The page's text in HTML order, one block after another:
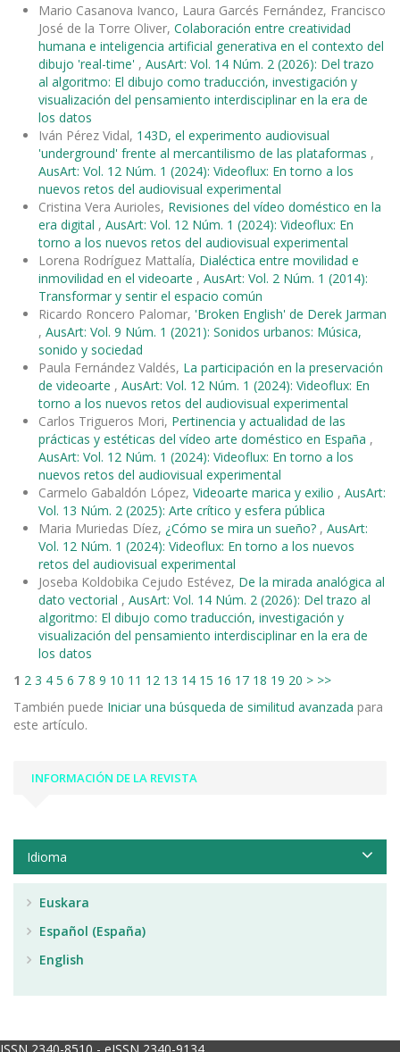
Mario Casanova Ivanco, Laura Garcés Fernández, Francisco
José de la Torre Oliver, Colaboración entre creatividad
humana e inteligencia artificial generativa en el contexto del
dibujo 'real-time' , AusArt: Vol. 14 Núm. 2 (2026): Del trazo
al algoritmo: El dibujo como traducción, investigación y
visualización del pensamiento interdisciplinar en la era de
los datos
Iván Pérez Vidal, 143D, el experimento audiovisual
'underground' frente al mercantilismo de las plataformas ,
AusArt: Vol. 12 Núm. 1 (2024): Videoflux: En torno a los
nuevos retos del audiovisual experimental
Cristina Vera Aurioles, Revisiones del vídeo doméstico en la
era digital , AusArt: Vol. 12 Núm. 1 (2024): Videoflux: En
torno a los nuevos retos del audiovisual experimental
Lorena Rodríguez Mattalía, Dialéctica entre movilidad e
inmovilidad en el videoarte , AusArt: Vol. 2 Núm. 1 (2014):
Transformar y sentir el espacio común
Ricardo Roncero Palomar, 'Broken English' de Derek Jarman
, AusArt: Vol. 9 Núm. 1 (2021): Sonidos urbanos: Música,
sonido y sociedad
Paula Fernández Valdés, La participación en la preservación
de videoarte , AusArt: Vol. 12 Núm. 1 (2024): Videoflux: En
torno a los nuevos retos del audiovisual experimental
Carlos Trigueros Mori, Pertinencia y actualidad de las
prácticas y estéticas del vídeo arte doméstico en España ,
AusArt: Vol. 12 Núm. 1 (2024): Videoflux: En torno a los
nuevos retos del audiovisual experimental
Carmelo Gabaldón López, Videoarte marica y exilio , AusArt:
Vol. 13 Núm. 2 (2025): Arte crítico y esfera pública
Maria Muriedas Díez, ¿Cómo se mira un sueño? , AusArt:
Vol. 12 Núm. 1 (2024): Videoflux: En torno a los nuevos
retos del audiovisual experimental
Joseba Koldobika Cejudo Estévez, De la mirada analógica al
dato vectorial , AusArt: Vol. 14 Núm. 2 (2026): Del trazo al
algoritmo: El dibujo como traducción, investigación y
visualización del pensamiento interdisciplinar en la era de
los datos
1 2 3 4 5 6 7 8 9 10 11 12 13 14 15 16 17 18 19 20 > >>
También puede Iniciar una búsqueda de similitud avanzada para
este artículo.
INFORMACIÓN DE LA REVISTA
Idioma
Euskara
Español (España)
English